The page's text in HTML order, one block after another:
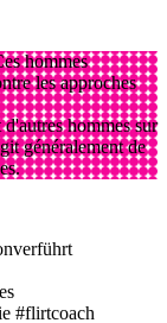
hommes
les approches
hommes sur
généralement de
#flirtcoach